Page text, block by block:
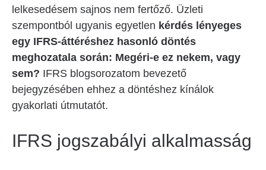
lelkesedésem sajnos nem fertőző. Üzleti
szempontból ugyanis egyetlen kérdés lényeges
egy IFRS-áttéréshez hasonló döntés
meghozatala során: Megéri-e ez nekem, vagy
sem? IFRS blogsorozatom bevezető
bejegyzésében ehhez a döntéshez kínálok
gyakorlati útmutatót.
IFRS jogszabályi alkalmasság